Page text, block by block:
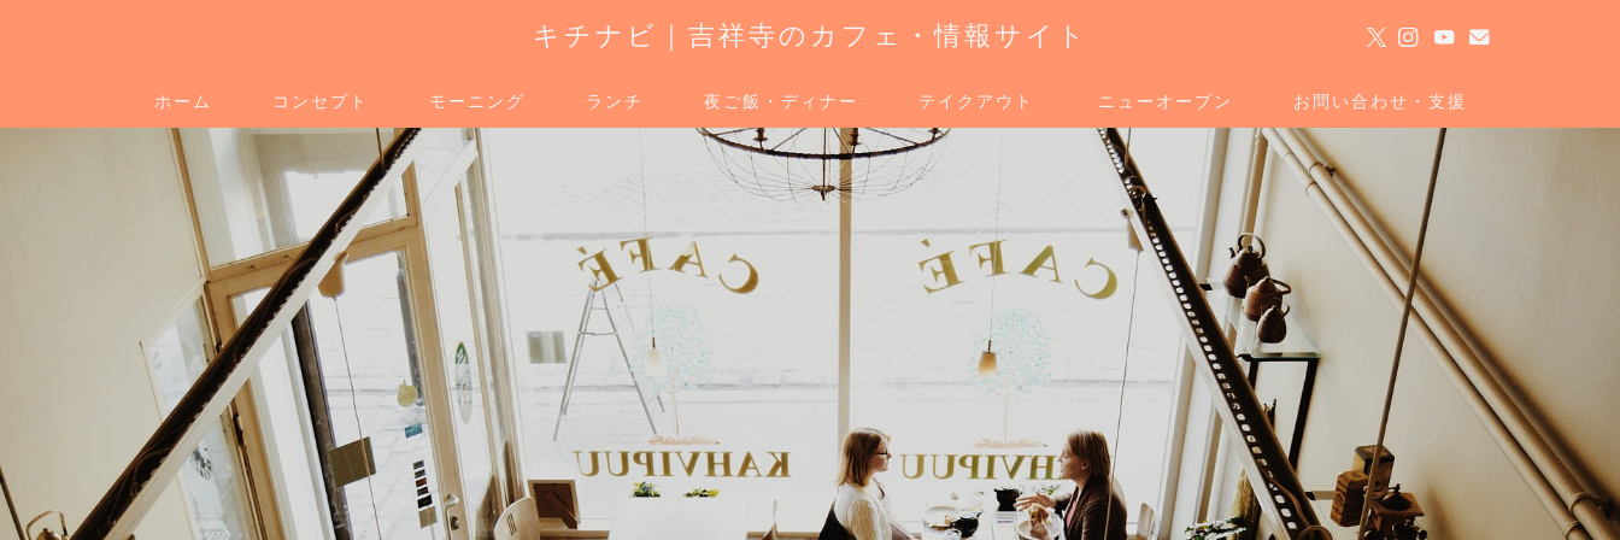
キチナビ｜吉祥寺のカフェ・情報サイト
ホーム コンセプト モーニング ランチ 夜ご飯・ディナー テイクアウト ニューオープン お問い合わせ・支援